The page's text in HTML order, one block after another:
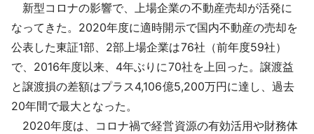
採用情報
よくあるご質問
English
新型コロナの影響で、上場企業の不動産売却が活発に
なってきた。2020年度に適時開示で国内不動産の売却を
公表した東証1部、2部上場企業は76社（前年度59社）
で、2016年度以来、4年ぶりに70社を上回った。譲渡益
と譲渡損の差額はプラス4,106億5,200万円に達し、過去
20年間で最大となった。
2020年度は、コロナ禍で経営資源の有効活用や財務体